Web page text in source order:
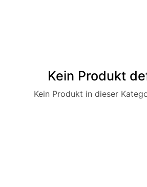
Kein Produkt
Kein Produkt in dieser